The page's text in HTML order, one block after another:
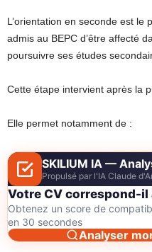
L’orientation en seconde est le
admis au BEPC d’être affecté
poursuivre ses études
Cette étape intervient après la
Elle permet notamment de :
SKILIUM IA —
Propulsé par l'IA Claude
Votre CV correspond-il
Obtenez un score de
en 30 secondes
Analyser